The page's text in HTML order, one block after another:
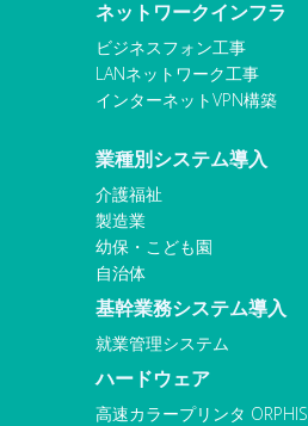
ネットワークインフラ
ビジネスフォン工事
LANネットワーク工事
インターネットVPN構築
業種別システム導入
介護福祉
製造業
幼保・こども園
自治体
基幹業務システム導入
就業管理システム
ハードウェア
高速カラープリンタ ORPHIS